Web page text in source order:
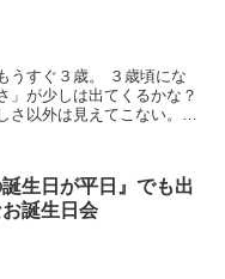
うすぐ３歳。 ３歳頃にな
」が少しは出てくるかな？
以外は見えてこない。
誕生日が平日』でも出
誕生日会